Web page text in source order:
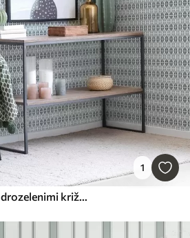
1
Bela mreža s temno modrozelenimi križi, geometrijski vzorec